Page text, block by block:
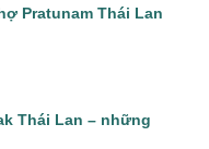
Pratunam Thái Lan
Thái Lan – những